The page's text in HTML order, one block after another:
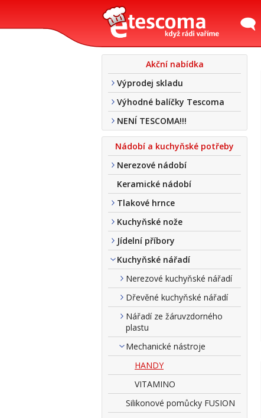
Akční nabídka
Výprodej skladu
Výhodné balíčky Tescoma
NENÍ TESCOMA!!!
Nádobí a kuchyňské potřeby
Nerezové nádobí
Keramické nádobí
Tlakové hrnce
Kuchyňské nože
Jídelní příbory
Kuchyňské nářadí
Nerezové kuchyňské nářadí
Dřevěné kuchyňské nářadí
Nářadí ze žáruvzdorného
plastu
Mechanické nástroje
HANDY
VITAMINO
Silikonové pomůcky FUSION